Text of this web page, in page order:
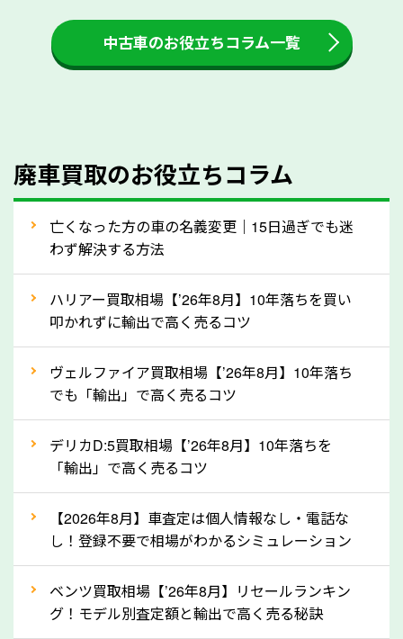
付金をお客様に返還しない業者もあります。廃車査定
をする際には、自動車税の還付金の返還があるかどう
かを確認するようにしてください。三重県のソコカラ
人気の車種は廃車の状態でも、高価買取が可能です。
産車は高く買取が可能です。「廃車＝買取できない」
なら廃車の車も適正価格で買取できます。他社で買取
拒否となった車も価格がつく可能性があるので、諦め
ずに三重県の「ソコカラ」にご相談ください。古い車
でも高価買取が可能なケースは珍しくないため、まず
はWebで簡単にできる無料査定をお試しください。
実績」で確認できます。
⑤車内の簡単な清掃で買取価格アップも！
しばらく乗っていない車は、車内のシートや座席の下
が汚れていることも多いです。シミや汚れが付着して
す。車内の汚れは簡単な清掃だけで取り除けることも
多いため、査定前にチェックして、清掃をしておくの
中古車のお役立ちコラム一覧
廃車買取のお役立ちコラム
亡くなった方の車の名義変更｜15日過ぎでも迷
わず解決する方法
ハリアー買取相場【’26年8月】10年落ちを買い
叩かれずに輸出で高く売るコツ
ヴェルファイア買取相場【’26年8月】10年落ち
でも「輸出」で高く売るコツ
デリカD:5買取相場【’26年8月】10年落ちを
「輸出」で高く売るコツ
【2026年8月】車査定は個人情報なし・電話な
し！登録不要で相場がわかるシミュレーション
ベンツ買取相場【’26年8月】リセールランキン
グ！モデル別査定額と輸出で高く売る秘訣